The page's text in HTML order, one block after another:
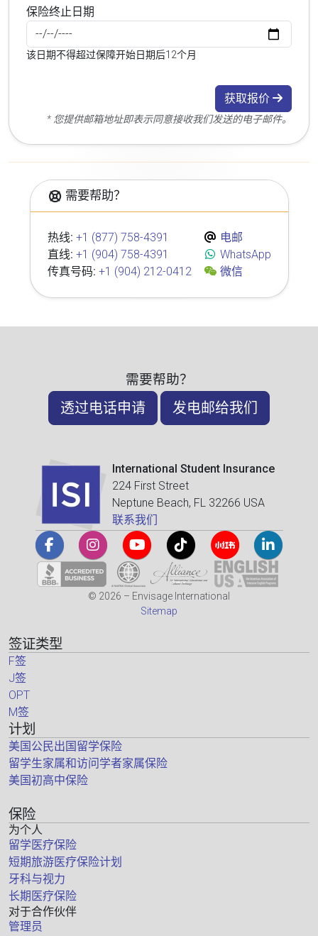
保险终止日期
该日期不得超过保障开始日期后12个月
获取报价
* 您提供邮箱地址即表示同意接收我们发送的电子邮件。
需要帮助？
热线: +1 (877) 758-4391
直线: +1 (904) 758-4391
传真号码: +1 (904) 212-0412
电邮
WhatsApp
微信
需要帮助？
透过电话申请 发电邮给我们
International Student Insurance
224 First Street
Neptune Beach, FL 32266 USA
联系我们
© 2026 – Envisage International
Sitemap
签证类型
F签
J签
OPT
M签
计划
美国公民出国留学保险
留学生家属和访问学者家属保险
美国初高中保险
保险
为个人
留学医疗保险
短期旅游医疗保险计划
牙科与视力
长期医疗保险
对于合作伙伴
管理员